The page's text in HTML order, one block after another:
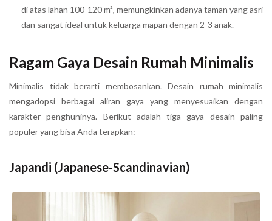
di atas lahan 100-120 m², memungkinkan adanya taman yang asri
dan sangat ideal untuk keluarga mapan dengan 2-3 anak.
Ragam Gaya Desain Rumah Minimalis
Minimalis tidak berarti membosankan. Desain rumah minimalis
mengadopsi berbagai aliran gaya yang menyesuaikan dengan
karakter penghuninya. Berikut adalah tiga gaya desain paling
populer yang bisa Anda terapkan:
Japandi (Japanese-Scandinavian)